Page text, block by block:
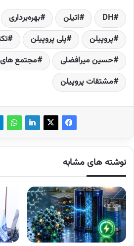
DH اتیلن بهره‌برداری
پروپیلن
پلی پروپیلن
حسین میرافضلی
مجتمع
مشتقات پروپیلن
نوشته های مشابه